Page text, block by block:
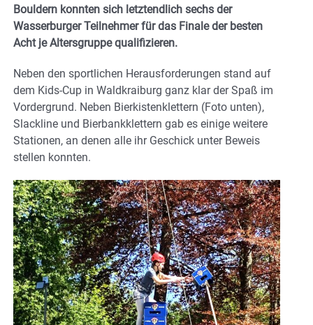
Bouldern konnten sich letztendlich sechs der
Wasserburger Teilnehmer für das Finale der besten
Acht je Altersgruppe qualifizieren.
Neben den sportlichen Herausforderungen stand auf
dem Kids-Cup in Waldkraiburg ganz klar der Spaß im
Vordergrund. Neben Bierkistenklettern (Foto unten),
Slackline und Bierbankklettern gab es einige weitere
Stationen, an denen alle ihr Geschick unter Beweis
stellen konnten.